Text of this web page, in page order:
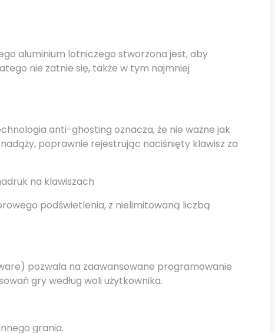
aluminium lotniczego stworzona jest, aby
nie zatnie się, także w tym najmniej
anti-ghosting oznacza, że nie ważne jak
poprawnie rejestrując naciśnięty klawisz za
na klawiszach
podświetlenia, z nielimitowaną liczbą
pozwala na zaawansowane programowanie
gry według woli użytkownika.
grania.